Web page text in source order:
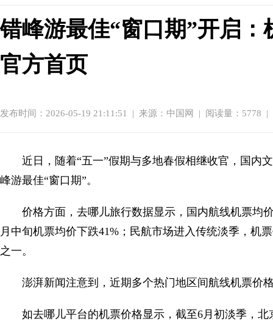
错峰游最佳“窗口期”开启
官方首页
发布时间：2026-05-19 21:11:51 | 来源：中国网 | 阅读量：5778 |
近日，随着“五一”假期与多地春假相继收官，国内
峰游最佳“窗口期”。
价格方面，去哪儿旅行数据显示，国内航线机票均
月中旬机票均价下跌41%；民航市场进入传统淡季，机
之一。
澎湃新闻注意到，近期多个热门地区间航线机票价
如去哪儿平台的机票价格显示，截至6月初淡季，